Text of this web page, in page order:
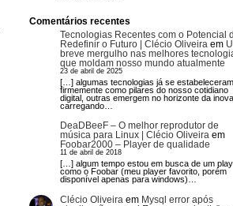
Comentários recentes
Tecnologias Recentes com o Potencial
Redefinir o Futuro | Clécio Oliveira em
breve mergulho nas melhores
que moldam nosso mundo atualmente
23 de abril de 2025
[…] algumas tecnologias já se estabeleceram
firmemente como pilares do nosso cotidiano
digital, outras emergem no horizonte da
carregando…
DeaDBeeF – O melhor reprodutor de
música para Linux | Clécio Oliveira em
Foobar2000 – Player de qualidade
11 de abril de 2018
[…] algum tempo estou em busca de um
como o Foobar (meu player favorito, porém
disponível apenas para windows)…
Clécio Oliveira em Mysql error após